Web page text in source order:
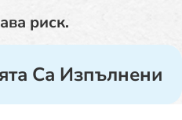
риск.
Са Изпълнени